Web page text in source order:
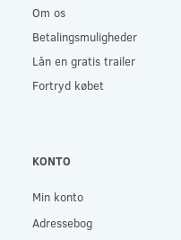
Om os
Betalingsmuligheder
Lån en gratis trailer
Fortryd købet
KONTO
Min konto
Adressebog